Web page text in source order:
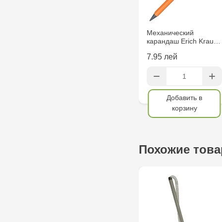
Механический
карандаш Erich Krau…
7.95 лей
Добавить в
корзину
Похожие